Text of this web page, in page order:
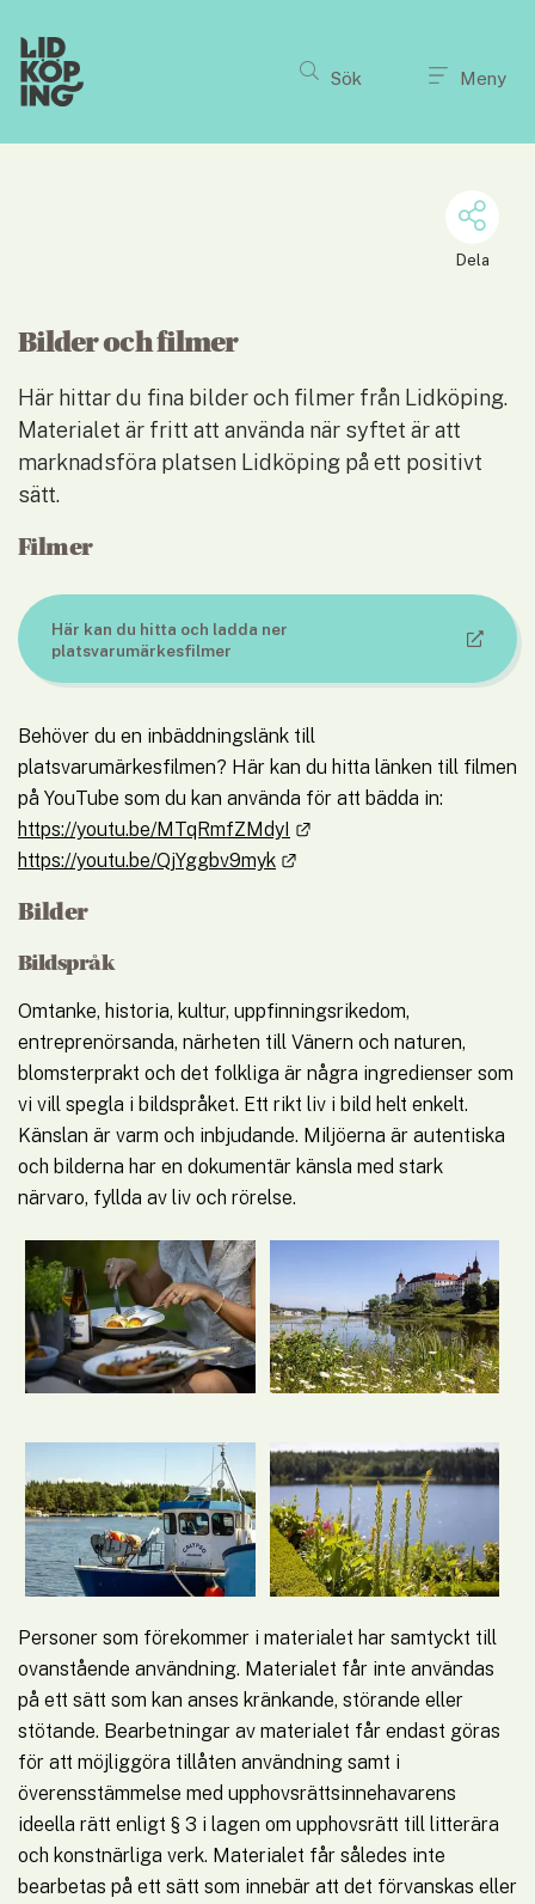
Sök Meny
Dela
Bilder och filmer
Här hittar du fina bilder och filmer från Lidköping.
Materialet är fritt att använda när syftet är att
marknadsföra platsen Lidköping på ett positivt
sätt.
Filmer
Här kan du hitta och ladda ner
platsvarumärkesfilmer
Länk till annan webbplats.
Behöver du en inbäddningslänk till
platsvarumärkesfilmen? Här kan du hitta länken till filmen
https://youtu.be/MTqRmfZMdyI
https://youtu.be/QjYggbv9myk
Bilder
Bildspråk
Omtanke, historia, kultur, uppfinningsrikedom,
entreprenörsanda, närheten till Vänern och naturen,
blomsterprakt och det folkliga är några ingredienser som
vi vill spegla i bildspråket. Ett rikt liv i bild helt enkelt.
Känslan är varm och inbjudande. Miljöerna är autentiska
och bilderna har en dokumentär känsla med stark
närvaro, fyllda av liv och rörelse.
Förstora bilden
Förstora bilden
Personer som förekommer i materialet har samtyckt till
ovanstående användning. Materialet får inte användas
på ett sätt som kan anses kränkande, störande eller
stötande. Bearbetningar av materialet får endast göras
för att möjliggöra tillåten användning samt i
överensstämmelse med upphovsrättsinnehavarens
ideella rätt enligt § 3 i lagen om upphovsrätt till litterära
och konstnärliga verk. Materialet får således inte
bearbetas på ett sätt som innebär att det förvanskas eller